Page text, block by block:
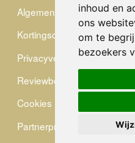
inhoud en
ons
om te
bezoekers
Algemene Voorwaarden
Kortingscode
Privacyverklaring
Reviewbeleid
Cookies
Partnerprogramma